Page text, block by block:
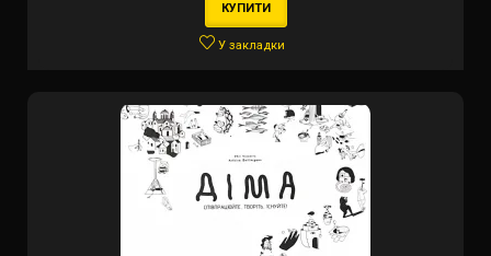
КУПИТИ
У закладки